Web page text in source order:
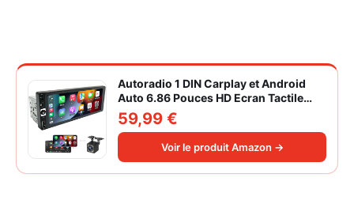
Autoradio 1 DIN Carplay et Android
Auto 6.86 Pouces HD Ecran Tactile
Poste Radio Voiture Soutien Lien
Miroir iOS/Android/Radio FM/USB/EQ
Autoradio Bluetooth Caméra de Recul
59,99 €
Voir le produit Amazon →